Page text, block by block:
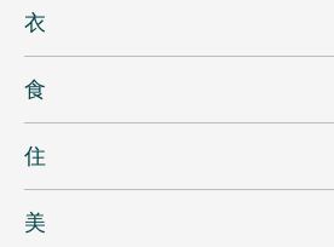
衣
食
住
美